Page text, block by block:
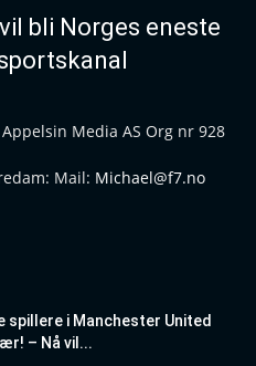
bli Norges eneste
Media AS Org nr 928
Mail: Michael@f7.no
spillere i Manchester United
– Nå vil...